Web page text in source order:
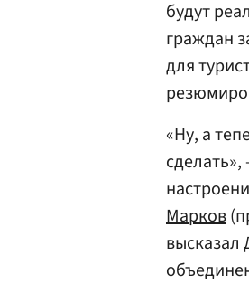
будут
граждан
для
«Ну, а
Марков
высказал